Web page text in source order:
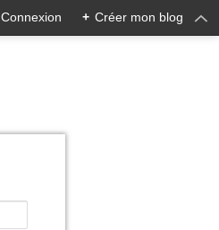
Connexion + Créer mon blog